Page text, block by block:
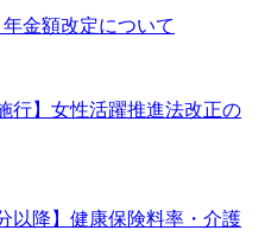
年金額改定について
行】女性活躍推進法改正の
以降】健康保険料率・介護